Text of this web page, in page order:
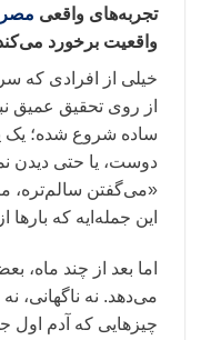
تجربه‌های واقعی
واقعیت برخورد
خیلی از افرادی که
از روی تحقیق عمیق
ساده شروع شده؛ یک
دوست، یا حتی دیدن
«می‌گفتن
این جمله‌ایه که
اما بعد از چند
می‌دهد. نه ناگهانی،
چیزهایی که آدم اول